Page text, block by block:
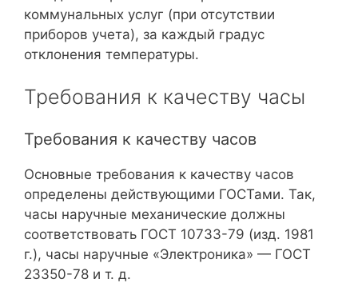
коммунальных услуг (при отсутствии
приборов учета), за каждый градус
отклонения температуры.
Требования к качеству часы
Требования к качеству часов
Основные требования к качеству часов
определены действующими ГОСТами. Так,
часы наручные механические должны
соответствовать ГОСТ 10733-79 (изд. 1981
г.), часы наручные «Электроника» — ГОСТ
23350-78 и т. д.